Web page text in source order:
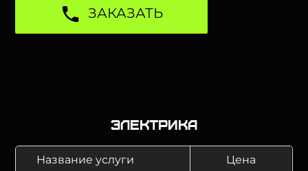
ЗАКАЗАТЬ
Электрика
Название услуги Цена